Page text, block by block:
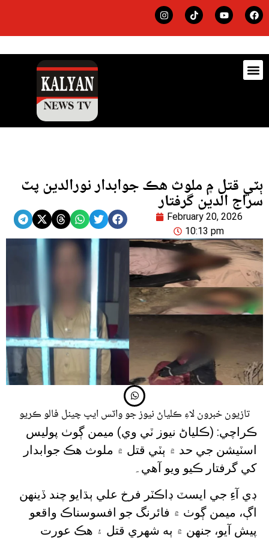
ٻٽي قتل ۾ ملوث هڪ جوابدار نورالدين پٽ
سراج الدين گرفتار
February 20, 2026
10:13 pm
تازيون خبرون لاءِ ڪلياڻ نيوز جو واٽس ايپ چينل فالو ڪريو
ڪراچي: (ڪلياڻ نيوز ٽي وي) ميمن ڳوٺ پوليس
اسٽيشن جي حد ۾ ٻٽي قتل ۾ ملوث هڪ جوابدار
کي گرفتار ڪيو ويو آهي۔
ڊي آءِ جي ايسٽ ڊاڪٽر فرخ علي ٻڌايو چند ڏينهن
اڳ، ميمن ڳوٺ ۾ فائرنگ جو افسوسناڪ واقعو
پيش آيو، جنهن ۾ ٻه شهري قتل ۽ هڪ عورت